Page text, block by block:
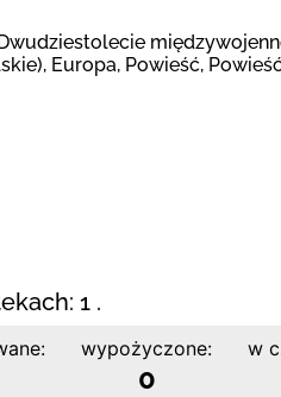
Europa, Powieść,
1 .
wypożyczone:
0
w